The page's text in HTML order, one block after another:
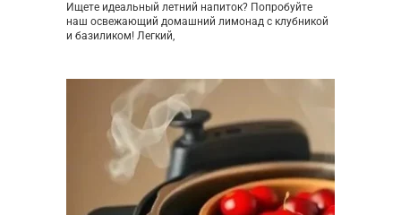
Ищете идеальный летний напиток? Попробуйте
наш освежающий домашний лимонад с клубникой
и базиликом! Легкий,